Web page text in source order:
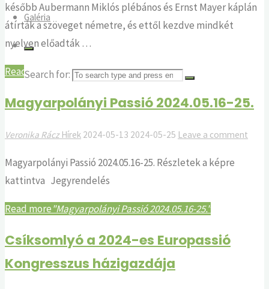
Galéria
Search for:
később Aubermann Miklós plébános és Ernst Mayer káplán
átírták a szöveget németre, és ettől kezdve mindkét
nyelven előadták …
Read more"A passió története"
Magyarpolányi Passió 2024.05.16-25.
Veronika Rácz Hírek 2024-05-13 2024-05-25 Leave a comment
Magyarpolányi Passió 2024.05.16-25. Részletek a képre
kattintva Jegyrendelés
Read more"Magyarpolányi Passió 2024.05.16-25."
Csíksomlyó a 2024-es Europassió
Kongresszus házigazdája